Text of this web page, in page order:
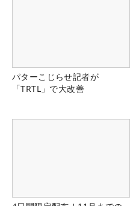
パターこじらせ記者が
「TRTL」で大改善